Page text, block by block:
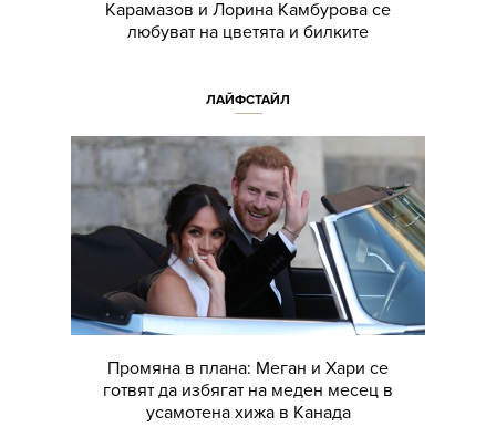
Карамазов и Лорина Камбурова се
любуват на цветята и билките
ЛАЙФСТАЙЛ
Промяна в плана: Меган и Хари се
готвят да избягат на меден месец в
усамотена хижа в Канада